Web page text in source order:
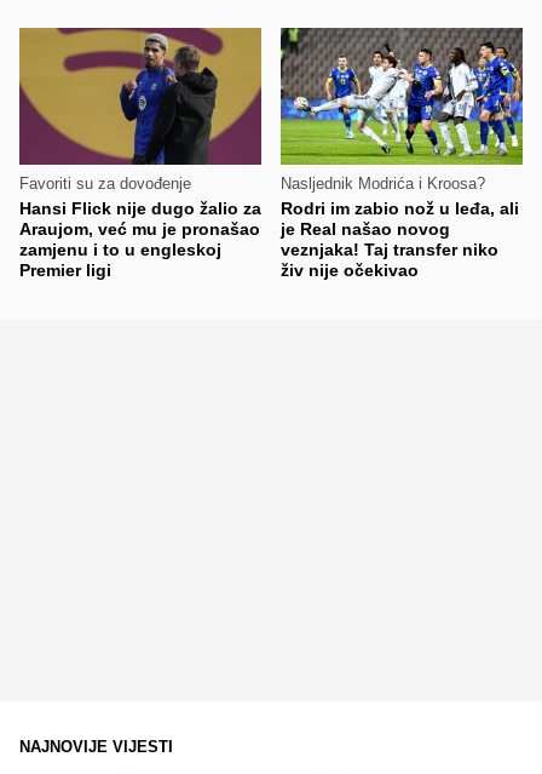
Favoriti su za dovođenje
Hansi Flick nije dugo žalio za
Araujom, već mu je pronašao
zamjenu i to u engleskoj
Premier ligi
Nasljednik Modrića i Kroosa?
Rodri im zabio nož u leđa, ali
je Real našao novog
veznjaka! Taj transfer niko
živ nije očekivao
NAJNOVIJE VIJESTI